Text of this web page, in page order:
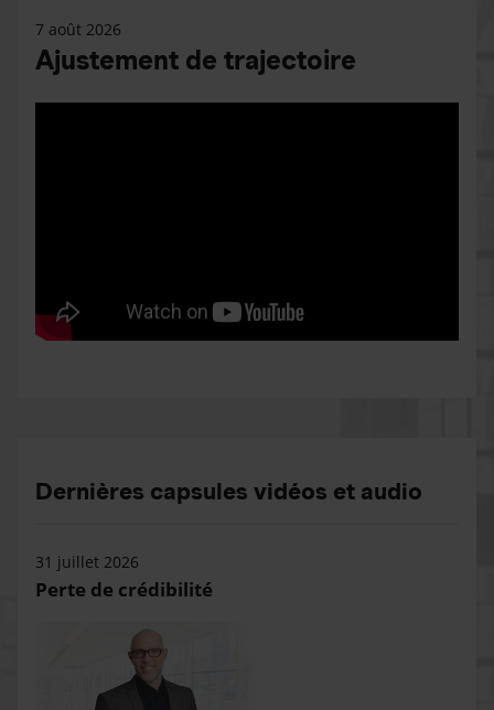
7 août 2026
Ajustement de trajectoire
Dernières capsules vidéos et audio
31 juillet 2026
Perte de crédibilité